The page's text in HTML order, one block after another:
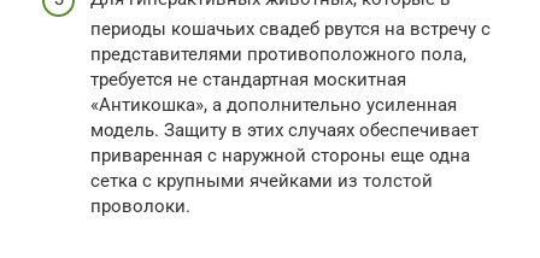
периоды кошачьих свадеб рвутся на встречу с
представителями противоположного пола,
требуется не стандартная москитная
«Антикошка», а дополнительно усиленная
модель. Защиту в этих случаях обеспечивает
приваренная с наружной стороны еще одна
сетка с крупными ячейками из толстой
проволоки.